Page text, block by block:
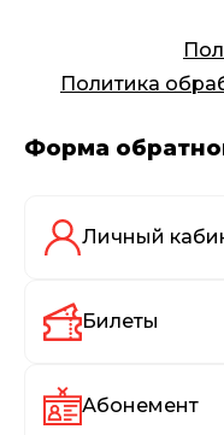
Политика
Форма
Личный
Билеты
Абонемент